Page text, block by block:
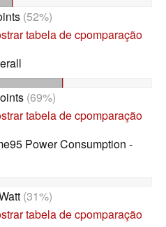
(52%)
tabela de cpomparação
(69%)
tabela de cpomparação
Power Consumption -
(31%)
tabela de cpomparação